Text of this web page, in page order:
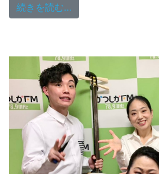
続きを読む…